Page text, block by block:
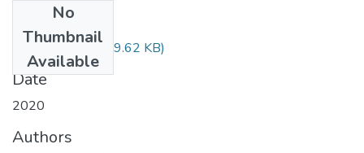
No
Thumbnail
Available
Audiovisual.pdf(29.62 KB)
Date
2020
Authors